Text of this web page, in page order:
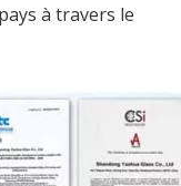
à travers le